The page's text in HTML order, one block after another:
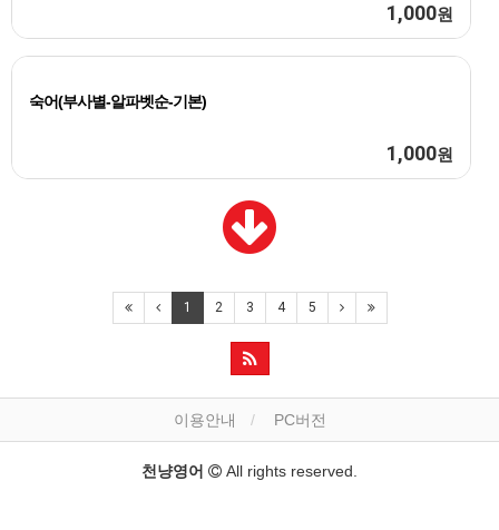
1,000원
숙어(부사별-알파벳순-기본)
1,000원
1 2 3 4 5
이용안내 PC버전
천냥영어 All rights reserved.